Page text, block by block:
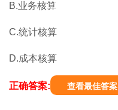
B.业务核算
C.统计核算
D.成本核算
正确答案: 查看最佳答案